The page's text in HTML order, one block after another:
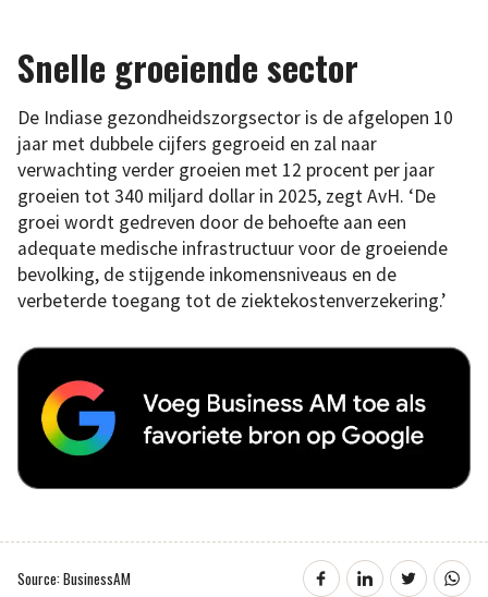
Snelle groeiende sector
De Indiase gezondheidszorgsector is de afgelopen 10
jaar met dubbele cijfers gegroeid en zal naar
verwachting verder groeien met 12 procent per jaar
groeien tot 340 miljard dollar in 2025, zegt AvH. ‘De
groei wordt gedreven door de behoefte aan een
adequate medische infrastructuur voor de groeiende
bevolking, de stijgende inkomensniveaus en de
verbeterde toegang tot de ziektekostenverzekering.’
Source: BusinessAM